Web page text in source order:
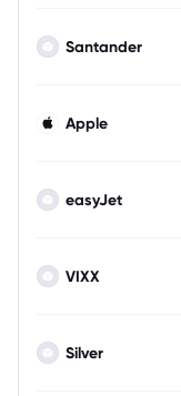
Santander
Apple
easyJet
VIXX
Silver